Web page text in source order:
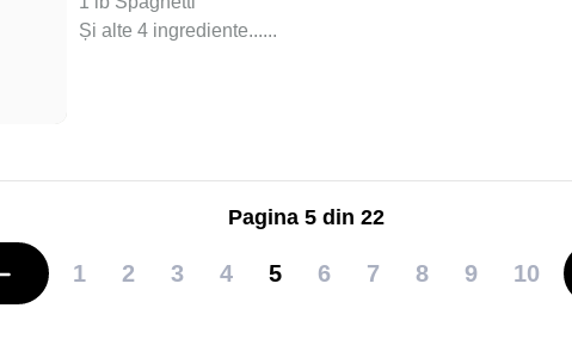
Și alte 4 ingrediente...
Pagina 5 din 22
1 2 3 4 5 6 7 8 9 10